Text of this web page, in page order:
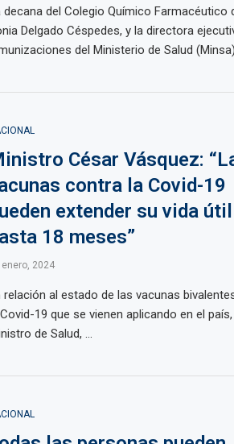
decana del Colegio Químico Farmacéutico
Delgado Céspedes, y la directora
del Ministerio de Salud
César Vásquez:
contra la Covid-19
extender su vida útil
18 meses”
enero, 2024
relación al estado de las vacunas
19 que se vienen aplicando en el país,
de Salud, ...